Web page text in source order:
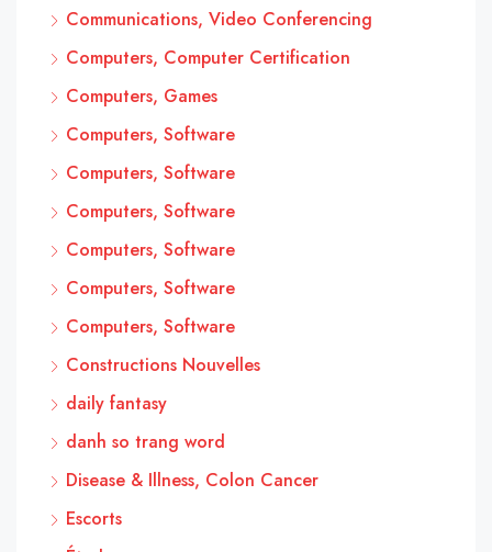
Communications, Video Conferencing
Computers, Computer Certification
Computers, Games
Computers, Software
Computers, Software
Computers, Software
Computers, Software
Computers, Software
Computers, Software
Constructions Nouvelles
daily fantasy
danh so trang word
Disease & Illness, Colon Cancer
Escorts